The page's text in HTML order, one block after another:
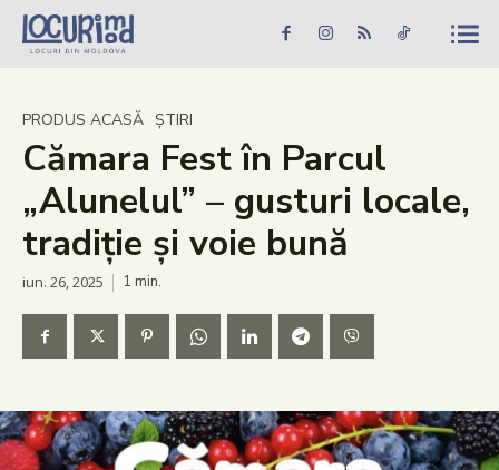
Caută în site... Căutare
Știri
Evenimente
Dezvoltare rurală
Vinării
Patrimoniu
Produs Acasă
PRODUS ACASĂ ȘTIRI
Cămara Fest în Parcul
„Alunelul” – gusturi locale,
tradiție și voie bună
iun. 26, 2025 1 min.